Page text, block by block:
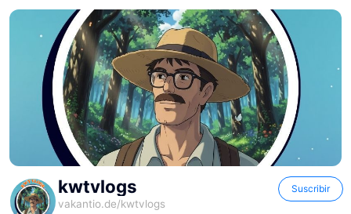
kwtvlogs
vakantio.de/kwtvlogs
Suscribir